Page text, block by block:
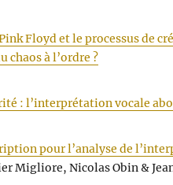
Floyd et le processus de
à l’ordre ?
: l’interprétation vocale
pour l’analyse de
Migliore, Nicolas Obin &